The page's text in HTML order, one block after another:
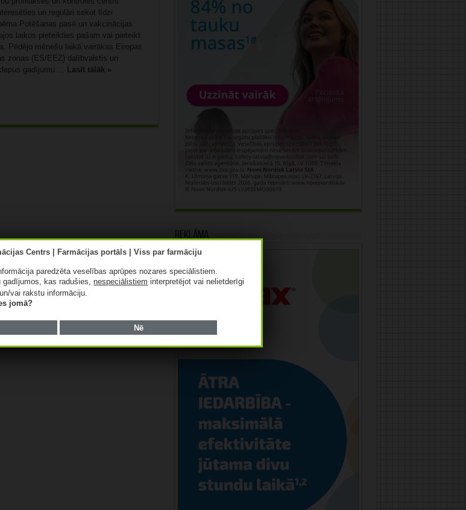
un regulāri sekot līdzi
Potēšanas pasē un vakcinācijas
laikos pieteikties pašam vai pieteikt
Pēdējo mēnešu laikā vairākas Eiropas
zonas (ES/EEZ) dalībvalstis un
gadījumu ... Lasīt tālāk »
Reklāma
paredzēta veselības aprūpes nozares speciālistiem.
gadījumos, kas radušies,nespeciālistiem interpretējot vai nelietderīgi
vai rakstu informāciju.
jomā?
Nē